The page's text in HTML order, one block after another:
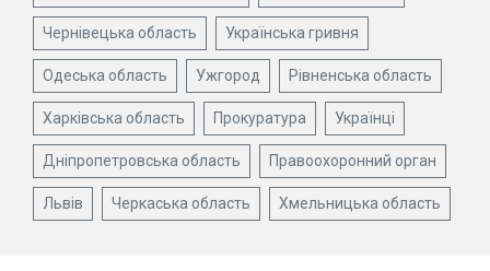
Чернівецька область Українська гривня
Одеська область Ужгород Рівненська область
Харківська область Прокуратура Українці
Дніпропетровська область Правоохоронний орган
Львів Черкаська область Хмельницька область